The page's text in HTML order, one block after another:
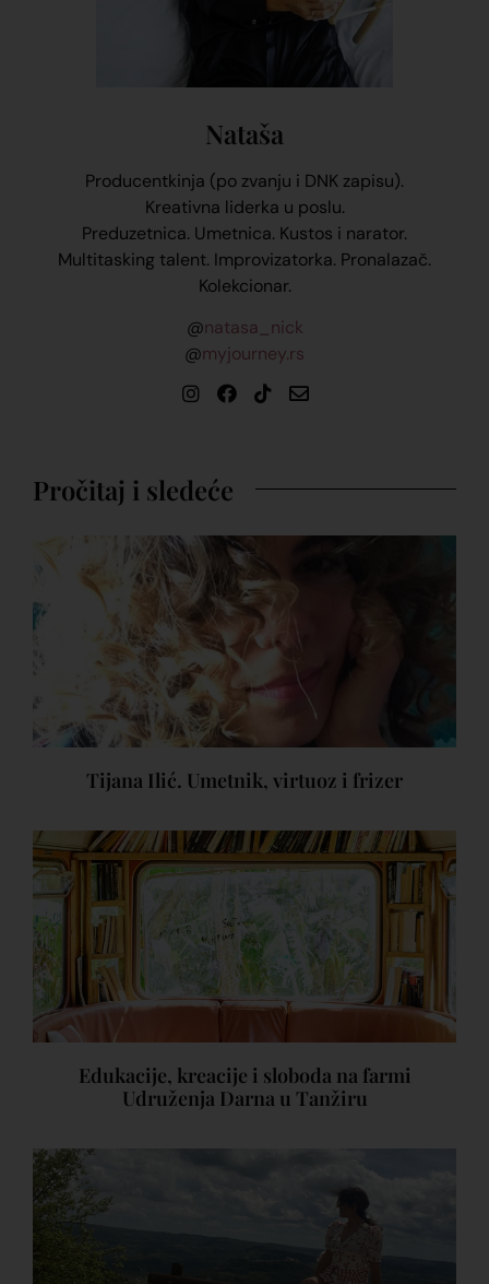
Nataša
Producentkinja (po zvanju i DNK zapisu).
Kreativna liderka u poslu.
Preduzetnica. Umetnica. Kustos i narator.
Multitasking talent. Improvizatorka. Pronalazač.
Kolekcionar.
@natasa_nick
@myjourney.rs
Pročitaj i sledeće
Tijana Ilić. Umetnik, virtuoz i frizer
Edukacije, kreacije i sloboda na farmi
Udruženja Darna u Tanžiru